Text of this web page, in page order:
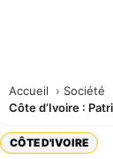
Accueil
Société
Côte d’Ivoire :
CÔTE D'IVOIRE